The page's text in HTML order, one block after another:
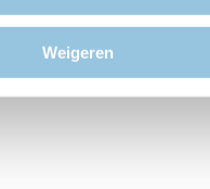
Weigeren